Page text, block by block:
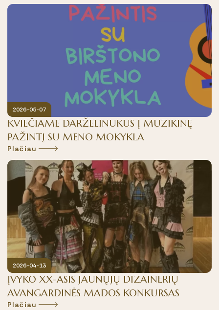
2026-05-07
KVIEČIAME DARŽELINUKUS Į MUZIKINĘ
PAŽINTĮ SU MENO MOKYKLA
Plačiau
2026-04-13
ĮVYKO XX-ASIS JAUNŲJŲ DIZAINERIŲ
AVANGARDINĖS MADOS KONKURSAS
Plačiau